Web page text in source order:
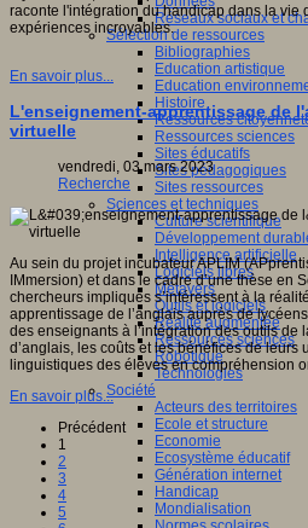
Réseaux sociaux et
Sélection de ressources
Bibliographies
Education artistique
Education
Histoire
Ressources
Ressources sciences
Sites éducatifs
Sites pédagogiques
Sites ressources
Sciences et techniques
Culture scientifique
Développement
Intelligence artificielle
Logiciels libres
Métavers
Outils et logiciels
Réalité augmentée
Ressources sciences
Robotique
Technologies
Société
Acteurs des territoires
Ecole et structure
Economie
Ecosystème éducatif
Génération internet
Handicap
Mondialisation
raconte l'intégration du handicap dans la vie
expériences incroyables.
En savoir plus...
L'enseignement-apprentissage de
virtuelle
vendredi, 03 mars 2023
Recherche
Au sein du projet incubateur APLIM
IMmersion) et dans le cadre d’une thèse en
chercheurs impliqués s’intéressent à la
apprentissage de l’anglais auprès de
des enseignants à l’intégration des outils de
d’anglais, les coûts et les bénéfices de leurs
linguistiques des élèves en compréhension
En savoir plus...
Précédent
1
2
3
4
5